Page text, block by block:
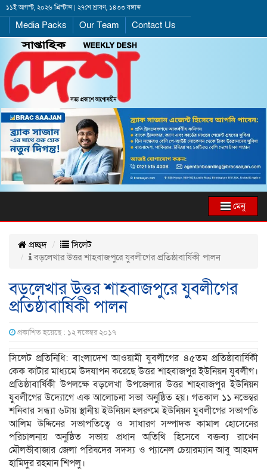
১১ই আগস্ট, ২০২৬ খ্রিস্টাব্দ | ২৭শে শ্রাবণ, ১৪৩৩ বঙ্গাব্দ
Media Packs Our Team Contact Us
মেনু
প্রচ্ছদ
সিলেট
বড়লেখার উত্তর শাহবাজপুরে যুবলীগের প্রতিষ্ঠাবার্ষিকী পালন
বড়লেখার উত্তর শাহবাজপুরে যুবলীগের
প্রতিষ্ঠাবার্ষিকী পালন
প্রকাশিত হয়েছে : ১২ নভেম্বর ২০১৭
সিলেট প্রতিনিধি: বাংলাদেশ আওয়ামী যুবলীগের ৪৫তম প্রতিষ্ঠাবার্ষিকী
কেক কাটার মাধ্যমে উদযাপন করেছে উত্তর শাহবাজপুর ইউনিয়ন যুবলীগ।
প্রতিষ্ঠাবার্ষিকী উপলক্ষে বড়লেখা উপজেলার উত্তর শাহবাজপুর ইউনিয়ন
যুবলীগের উদ্যোগে এক আলোচনা সভা অনুষ্ঠিত হয়। গতকাল ১১ নভেম্বর
শনিবার সন্ধ্যা ৬টায় স্থানীয় ইউনিয়ন হলরুমে ইউনিয়ন যুবলীগের সভাপতি
আলিম উদ্দিনের সভাপতিত্বে ও সাধারণ সম্পাদক কামাল হোসেনের
পরিচালনায় অনুষ্ঠিত সভায় প্রধান অতিথি হিসেবে বক্তব্য রাখেন
মৌলভীবাজার জেলা পরিষদের সদস্য ও প্যানেল চেয়ারম্যান আবু আহমদ
হামিদুর রহমান শিপলু।